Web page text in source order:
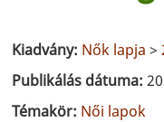
Kiadvány: Nők lapja >
Publikálás dátuma:
Témakör: Női lapok